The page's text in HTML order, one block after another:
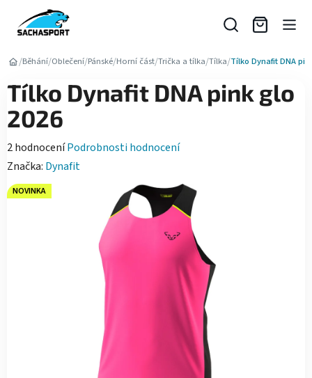
obsah
/Běhání/Oblečení/Pánské/Horní část/Trička a tílka/Tílka/Tílko Dynafit DNA
Tílko Dynafit DNA pink glo
2026
Průměrné
hodnocení
produktu
je
2 hodnoceníPodrobnosti hodnocení
Značka: Dynafit
NOVINKA